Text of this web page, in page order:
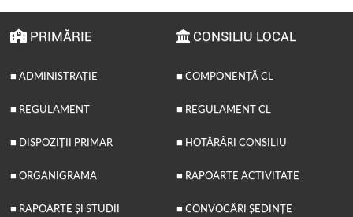
PRIMĂRIE
■ ADMINISTRAȚIE
■ REGULAMENT
■ DISPOZIȚII PRIMAR
■ ORGANIGRAMA
■ RAPOARTE ȘI STUDII
CONSILIU LOCAL
■ COMPONENȚĂ CL
■ REGULAMENT CL
■ HOTĂRÂRI CONSILIU
■ RAPOARTE ACTIVITATE
■ CONVOCĂRI ȘEDINȚE